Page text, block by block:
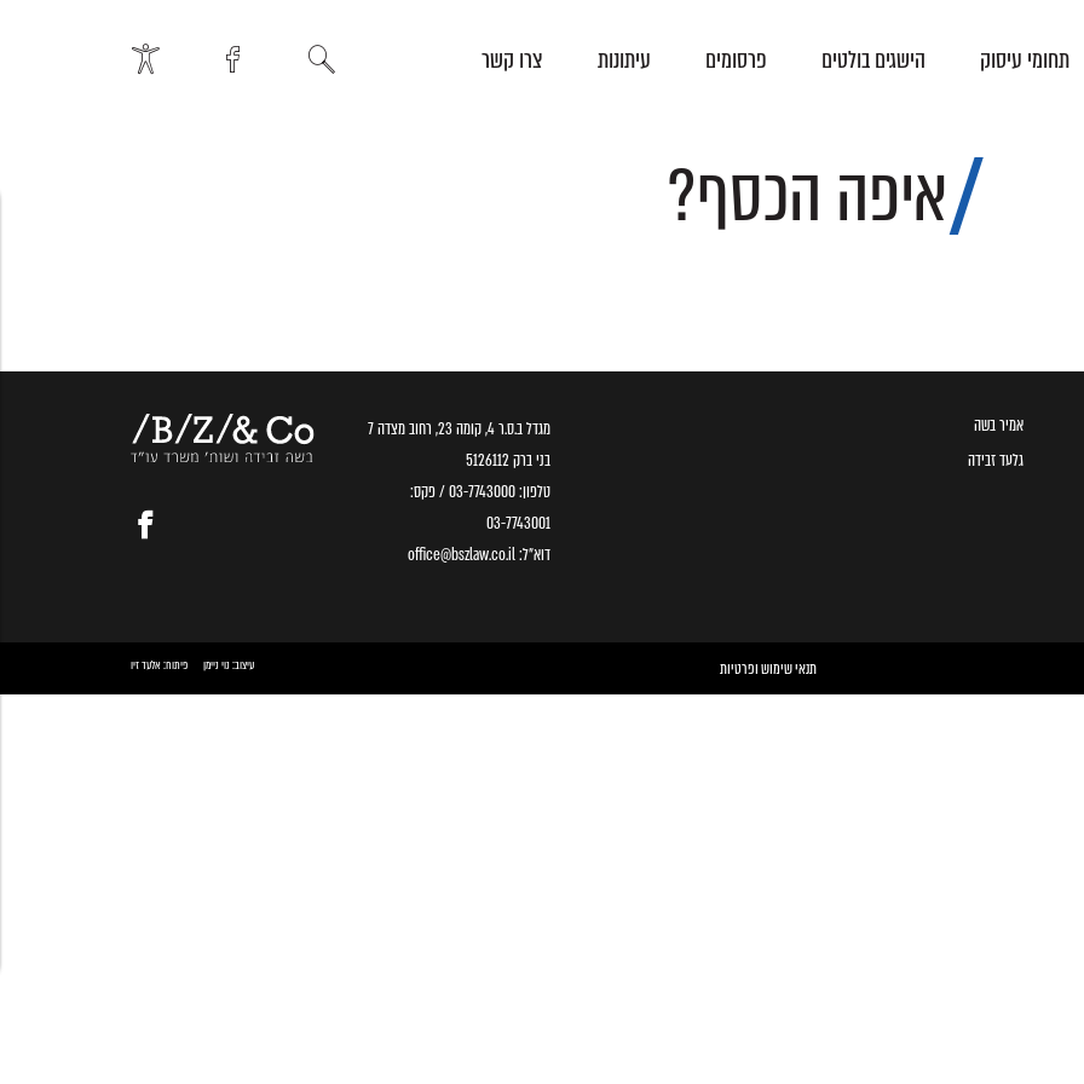
תחומי עיסוק הישגים בולטים פרסומים עיתונות צרו קשר
איפה הכסף?
אמיר בשה
גלעד זבידה
מגדל ב.ס.ר 4, קומה 23, רחוב מצדה 7
בני ברק 5126112
טלפון:03-7743000/ פקס:
03-7743001
דוא״ל:office@bszlaw.co.il
תנאי שימוש ופרטיות עיצוב:נוי ניימן פיתוח:אלעד זיו